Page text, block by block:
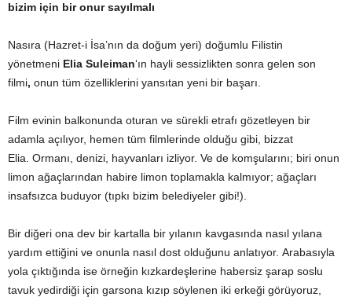
bizim için bir onur sayılmalı
Nasıra (Hazret-i İsa’nın da doğum yeri) doğumlu Filistin
yönetmeni Elia Suleiman‘ın hayli sessizlikten sonra gelen son
filmi, onun tüm özelliklerini yansıtan yeni bir başarı.
Film evinin balkonunda oturan ve sürekli etrafı gözetleyen bir
adamla açılıyor, hemen tüm filmlerinde olduğu gibi, bizzat
Elia. Ormanı, denizi, hayvanları izliyor. Ve de komşularını; biri onun
limon ağaçlarından habire limon toplamakla kalmıyor; ağaçları
insafsızca buduyor (tıpkı bizim belediyeler gibi!).
Bir diğeri ona dev bir kartalla bir yılanın kavgasında nasıl yılana
yardım ettiğini ve onunla nasıl dost olduğunu anlatıyor. Arabasıyla
yola çıktığında ise örneğin kızkardeşlerine habersiz şarap soslu
tavuk yedirdiği için garsona kızıp söylenen iki erkeği görüyoruz,